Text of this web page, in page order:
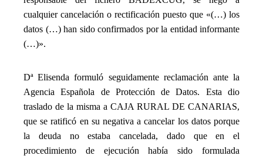
cualquier cancelación o rectificación puesto que «(…) los
datos (…) han sido confirmados por la entidad informante
(…)».
Dª Elisenda formuló seguidamente reclamación ante la
Agencia Española de Protección de Datos. Esta dio
traslado de la misma a CAJA RURAL DE CANARIAS,
que se ratificó en su negativa a cancelar los datos porque
la deuda no estaba cancelada, dado que en el
procedimiento de ejecución había sido formulada